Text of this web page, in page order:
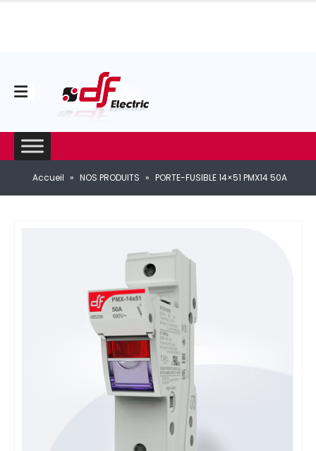
Accueil » NOS PRODUITS » PORTE-FUSIBLE 14×51 PMX14 50A